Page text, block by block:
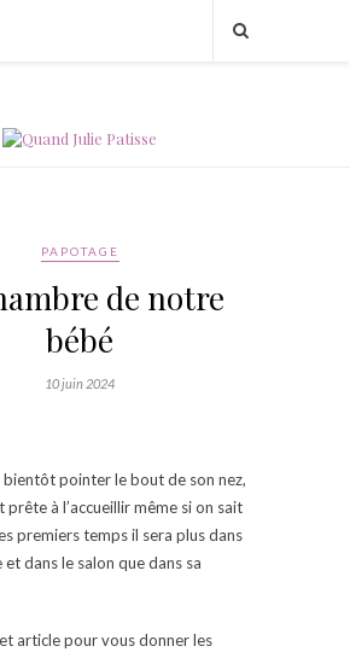
PAPOTAGE
de notre
bébé
10 juin 2024
pointer le bout de son nez,
prête à l’accueillir même si on sait
premiers temps il sera plus dans
dans le salon que dans sa
article pour vous donner les